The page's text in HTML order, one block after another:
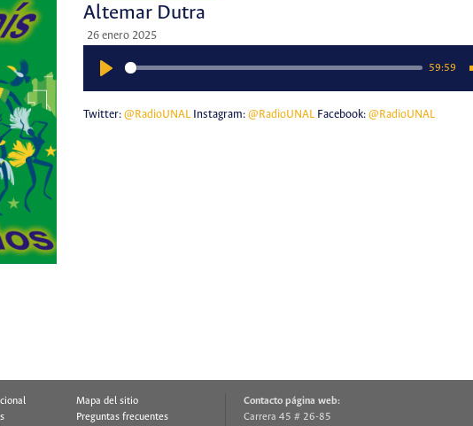
Altemar Dutra
26 enero 2025
59:59
Twitter: @RadioUNALInstagram: @RadioUNALFacebook: @RadioUNAL
Mapa del sitio
Preguntas frecuentes
Contacto página web:
Carrera 45 # 26-85